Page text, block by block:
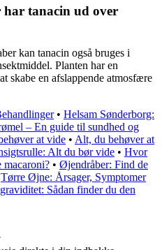
har tanacin ud over
kan tanacin også bruges i
Planten har en
skabe en afslappende atmosfære
• Helsam Sønderborg:
– En guide til sundhed og
at vide • Alt, du behøver at
Alt du bør vide • Hvor
macaroni? • Øjendråber: Find de
Tørre Øjne: Årsager, Symptomer
Sådan finder du den